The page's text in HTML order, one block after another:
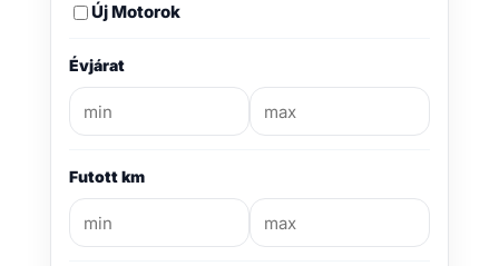
Új Motorok
Évjárat
Futott km